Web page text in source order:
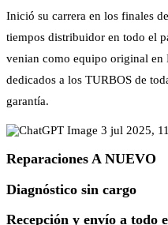
Inició su carrera en los finales
tiempos distribuidor en todo el
venian como equipo original en
dedicados a los TURBOS de
garantía.
Reparaciones A NUEVO
Diagnóstico sin cargo
Recepción y envío a todo